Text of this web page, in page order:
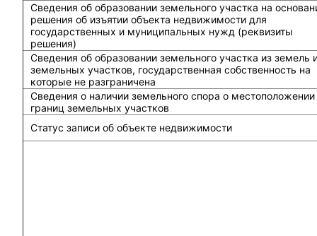
Сведения об образовании земельного участка на
решения об изъятии объекта недвижимости для
государственных и муниципальных нужд (реквизиты
решения)
Сведения об образовании земельного участка из земель
земельных участков, государственная собственность на
которые не разграничена
Сведения о наличии земельного спора о местоположении
границ земельных участков
Статус записи об объекте недвижимости